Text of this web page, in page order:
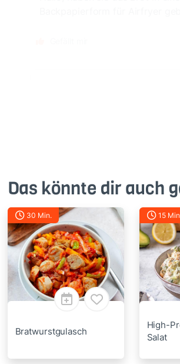
Das könnte dir auch
30 Min.
Bratwurstgulasch
15
High-
Salat